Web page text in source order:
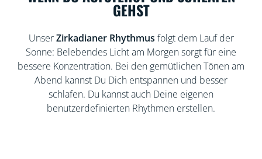
GEHST
UnserZirkadianer Rhythmus folgt dem Lauf der
Sonne: Belebendes Licht am Morgen sorgt für eine
bessere Konzentration. Bei den gemütlichen Tönen am
Abend kannst Du Dich entspannen und besser
schlafen. Du kannst auch Deine eigenen
benutzerdefinierten Rhythmen erstellen.